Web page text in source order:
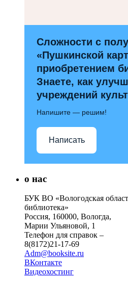
Сложности с
«Пушкинской
приобретением
Знаете, как
учреждений
Напишите — решим!
Написать
о нас
БУК ВО «Вологодская
библиотека»
Россия, 160000, Вологда,
Марии Ульяновой, 1
Телефон для справок –
8(8172)21-17-69
Adm@booksite.ru
ВКонтакте
Видеохостинг